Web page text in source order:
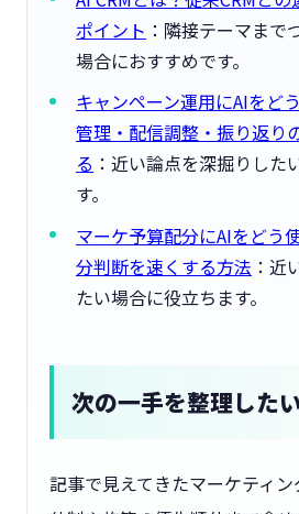
ポイント ：隣接テーマまで
場合におすすめです。
キャンペーン運用にAIをど
管理・配信調整・振り返り
る ：近い論点を深掘りした
す。
マーケ予算配分にAIをどう
分判断を速くする方法 ：近
たい場合に役立ちます。
次の一手を整理した
記事で見えてきたマーケティ